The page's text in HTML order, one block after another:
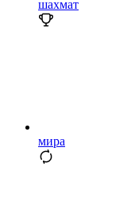
шахмат
мира